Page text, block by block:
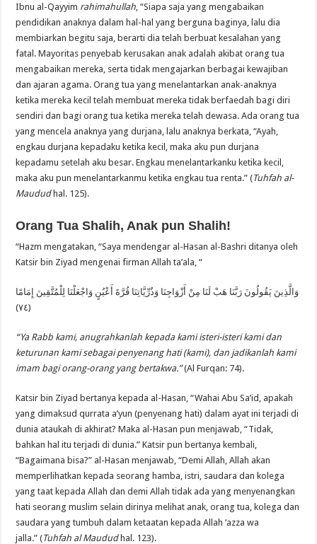
Ibnu al-Qayyim rahimahullah , “Siapa saja yang mengabaikan
pendidikan anaknya dalam hal-hal yang berguna baginya, lalu dia
membiarkan begitu saja, berarti dia telah berbuat kesalahan yang
fatal. Mayoritas penyebab kerusakan anak adalah akibat orang tua
mengabaikan mereka, serta tidak mengajarkan berbagai kewajiban
dan ajaran agama. Orang tua yang menelantarkan anak-anaknya
ketika mereka kecil telah membuat mereka tidak berfaedah bagi diri
sendiri dan bagi orang tua ketika mereka telah dewasa. Ada orang tua
yang mencela anaknya yang durjana, lalu anaknya berkata, “Ayah,
engkau durjana kepadaku ketika kecil, maka aku pun durjana
kepadamu setelah aku besar. Engkau menelantarkanku ketika kecil,
maka aku pun menelantarkanmu ketika engkau tua renta.” (Tuhfah al-
Maududhal. 125).
Orang Tua Shalih, Anak pun Shalih!
“Hazm mengatakan, “Saya mendengar al-Hasan al-Bashri ditanya oleh
Katsir bin Ziyad mengenai firman Allah ta’ala, “
وَالَّذِينَ يَقُولُونَ رَبَّنَا هَبْ لَنَا مِنْ أَزْوَاجِنَا وَذُرِّيَّاتِنَا قُرَّةَ أَعْيُنٍ وَاجْعَلْنَا لِلْمُتَّقِينَ إِمَامًا
(٧٤)
“Ya Rabb kami, anugrahkanlah kepada kami isteri-isteri kami dan
keturunan kami sebagai penyenang hati (kami), dan jadikanlah kami
imam bagi orang-orang yang bertakwa.”(Al Furqan: 74).
Katsir bin Ziyad bertanya kepada al-Hasan, “Wahai Abu Sa’id, apakah
yang dimaksud qurrata a’yun (penyenang hati) dalam ayat ini terjadi di
dunia ataukah di akhirat? Maka al-Hasan pun menjawab, “Tidak,
bahkan hal itu terjadi di dunia.” Katsir pun bertanya kembali,
“Bagaimana bisa?” al-Hasan menjawab, “Demi Allah, Allah akan
memperlihatkan kepada seorang hamba, istri, saudara dan kolega
yang taat kepada Allah dan demi Allah tidak ada yang menyenangkan
hati seorang muslim selain dirinya melihat anak, orang tua, kolega dan
saudara yang tumbuh dalam ketaatan kepada Allah ‘azza wa
jalla.” (Tuhfah al Maudud hal. 123).